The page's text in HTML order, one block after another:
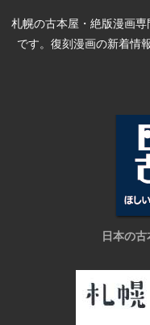
札幌の古本屋・絶版漫画
です。復刻漫画の新着情
日本の